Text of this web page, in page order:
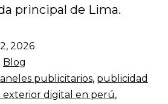
principal de Lima.
2026
Blog
publicitarios, publicidad
exterior digital en perú,